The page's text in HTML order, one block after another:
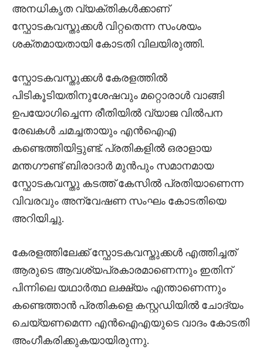
അനധികൃത വ്യക്തികൾക്കാണ്
സ്ഫോടകവസ്തുക്കൾ വിറ്റതെന്ന സംശയം
ശക്തമായതായി കോടതി വിലയിരുത്തി.
സ്ഫോടകവസ്തുക്കൾ കേരളത്തിൽ
പിടികൂടിയതിനുശേഷവും മറ്റൊരാൾ വാങ്ങി
ഉപയോഗിച്ചെന്ന രീതിയിൽ വ്യാജ വിൽപന
രേഖകൾ ചമച്ചതായും എൻഐഎ
കണ്ടെത്തിയിട്ടുണ്ട്. പ്രതികളിൽ ഒരാളായ
മന്തഗൗണ്ട് ബിരാദാർ മുൻപും സമാനമായ
സ്ഫോടകവസ്തു കടത്ത് കേസിൽ പ്രതിയാണെന്ന
വിവരവും അന്വേഷണ സംഘം കോടതിയെ
അറിയിച്ചു.
കേരളത്തിലേക്ക് സ്ഫോടകവസ്തുക്കൾ എത്തിച്ചത്
ആരുടെ ആവശ്യപ്രകാരമാണെന്നും ഇതിന്
പിന്നിലെ യഥാർത്ഥ ലക്ഷ്യം എന്താണെന്നും
കണ്ടെത്താൻ പ്രതികളെ കസ്റ്റഡിയിൽ ചോദ്യം
ചെയ്യണമെന്ന എൻഐഎയുടെ വാദം കോടതി
അംഗീകരിക്കുകയായിരുന്നു.